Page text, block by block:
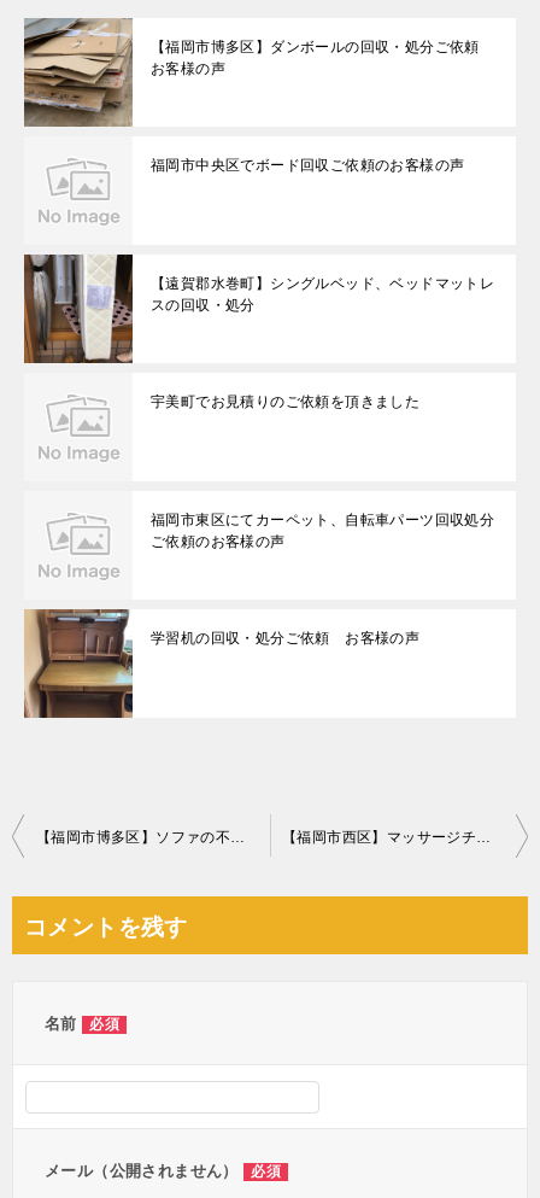
【福岡市博多区】ダンボールの回収・処分ご依頼
お客様の声
福岡市中央区でボード回収ご依頼のお客様の声
【遠賀郡水巻町】シングルベッド、ベッドマットレ
スの回収・処分
宇美町でお見積りのご依頼を頂きました
福岡市東区にてカーペット、自転車パーツ回収処分
ご依頼のお客様の声
学習机の回収・処分ご依頼 お客様の声
投
ビ
【福岡市博多区】ソファの不用品回収処分 お客様の声 【福岡市西区】マッサージチェアの出張回収・処分ご依頼 お客様の声
コメントを残す
名前 必須
メール（公開されません） 必須